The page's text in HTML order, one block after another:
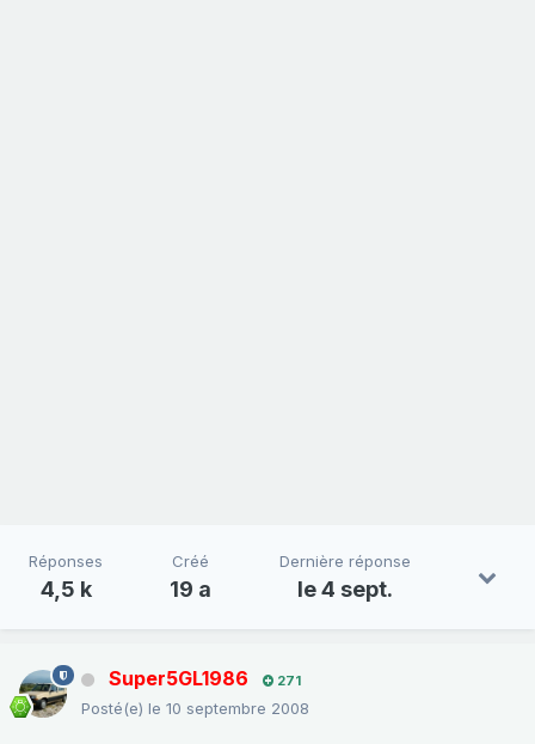
Réponses
4,5 k
Créé
19 a
Dernière réponse
le 4 sept.
Super5GL1986 271
Posté(e) le 10 septembre 2008